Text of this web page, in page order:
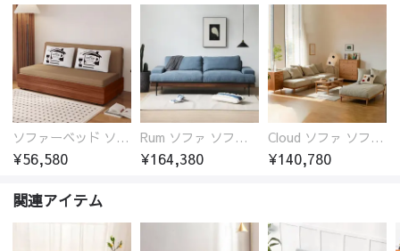
ソファーベッド ソファベッド 2人 3人掛け 「幅100～180cm」ソファー ソファーベッド 1人掛け 2人掛け 3人掛け 収納付き 北欧 コンパクト-fsx-1005
¥56,580
Rum ソファ ソファー おしゃれ 1人掛け～4人掛け ウォールナットorオーク材フレーム 西海岸風 肘掛
¥164,380
Cloud ソファ ソファーおしゃれ 1人掛け～3人掛け チェリー材フレーム 木製 北欧 おしゃれ 5カラー 自由レイアウト
¥140,780
関連アイテム